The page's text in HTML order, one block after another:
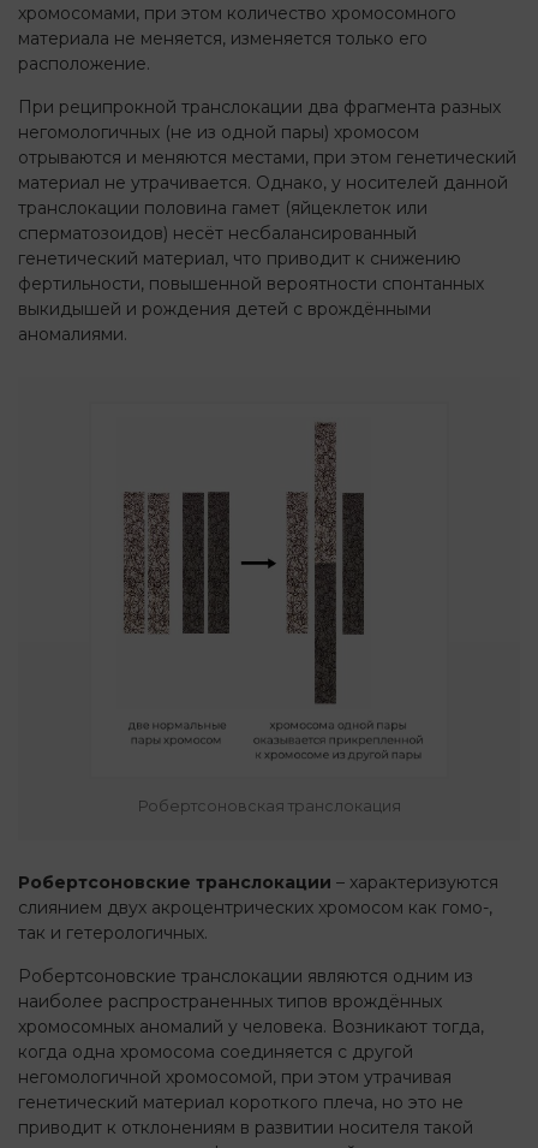
хромосомами, при этом количество хромосомного
материала не меняется, изменяется только его
расположение.
При реципрокной транслокации два фрагмента разных
негомологичных (не из одной пары) хромосом
отрываются и меняются местами, при этом генетический
материал не утрачивается. Однако, у носителей данной
транслокации половина гамет (яйцеклеток или
сперматозоидов) несёт несбалансированный
генетический материал, что приводит к снижению
фертильности, повышенной вероятности спонтанных
выкидышей и рождения детей с врождёнными
аномалиями.
Робертсоновская транслокация
Робертсоновские транслокации – характеризуются
слиянием двух акроцентрических хромосом как гомо-,
так и гетерологичных.
Робертсоновские транслокации являются одним из
наиболее распространенных типов врождённых
хромосомных аномалий у человека. Возникают тогда,
когда одна хромосома соединяется с другой
негомологичной хромосомой, при этом утрачивая
генетический материал короткого плеча, но это не
приводит к отклонениям в развитии носителя такой